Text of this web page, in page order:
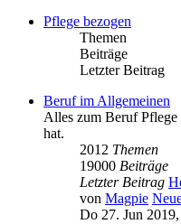
Pflege bezogen
Themen
Beiträge
Letzter Beitrag
Beruf im Allgemeinen
Alles zum Beruf
hat.
2012 Themen
19000 Beiträge
Letzter Beitrag
von Magpie
Do 27. Jun